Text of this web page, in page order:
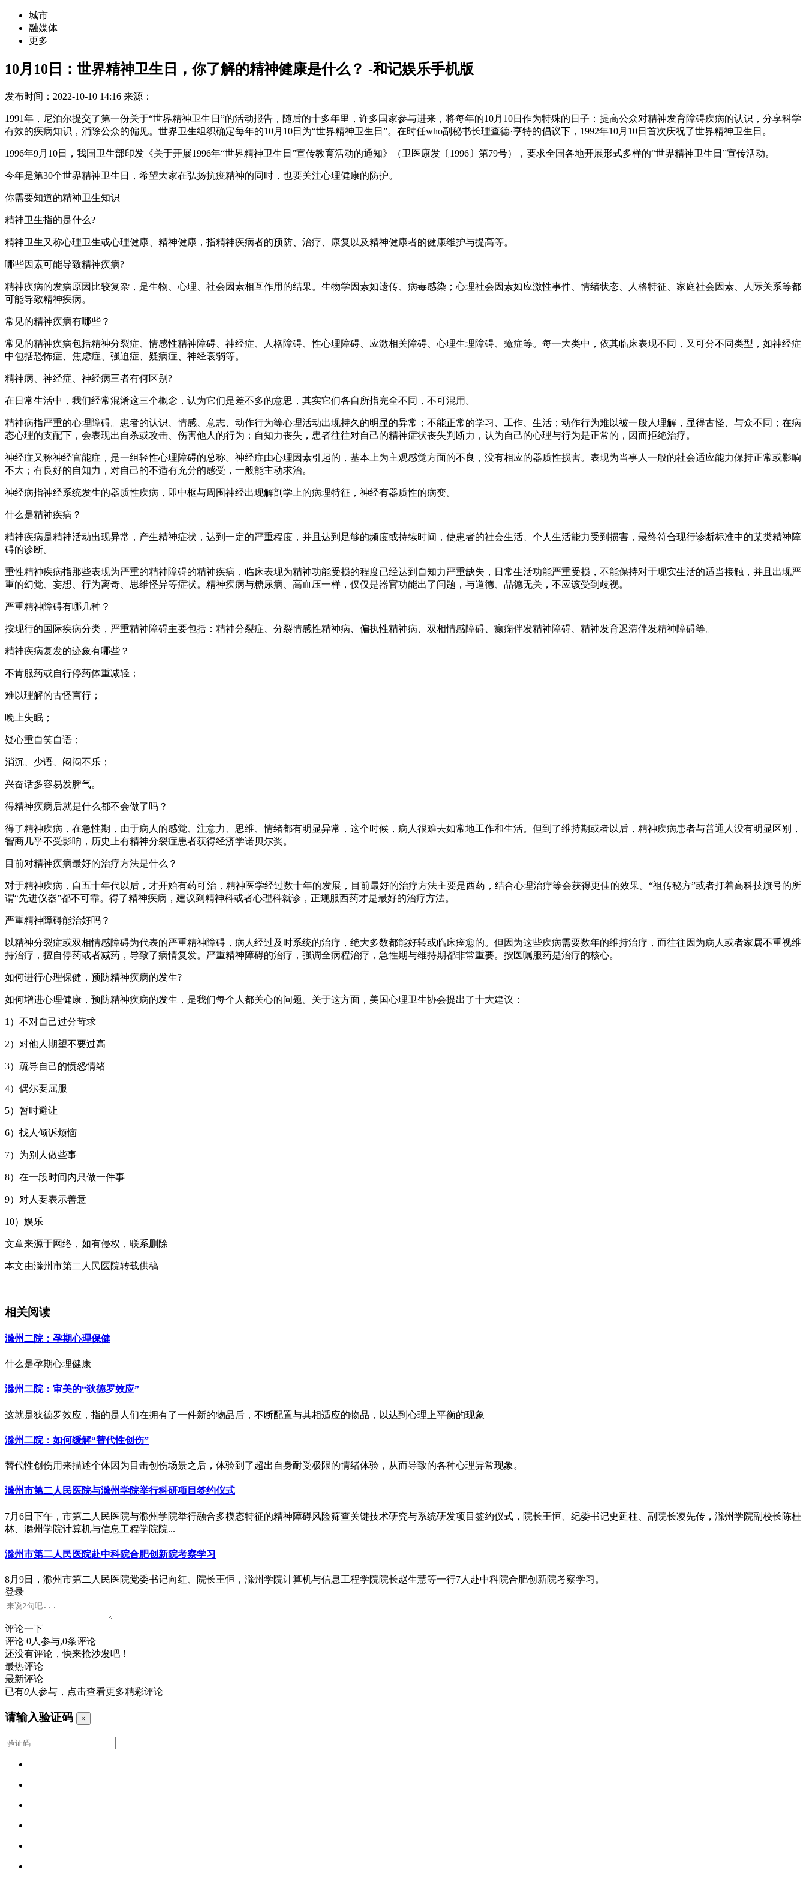
城市
融媒体
更多
10月10日：世界精神卫生日，你了解的精神健康是什么？ -和记娱乐手机版
发布时间：2022-10-10 14:16 来源：
1991年，尼泊尔提交了第一份关于“世界精神卫生日”的活动报告，随后的十多年里，许多国家参与进来，将每年的10月10日作为特殊的日子：提高公众对精神发育障碍疾病的认识，分享科学
有效的疾病知识，消除公众的偏见。世界卫生组织确定每年的10月10日为“世界精神卫生日”。在时任who副秘书长理查德·亨特的倡议下，1992年10月10日首次庆祝了世界精神卫生日。
1996年9月10日，我国卫生部印发《关于开展1996年“世界精神卫生日”宣传教育活动的通知》（卫医康发〔1996〕第79号），要求全国各地开展形式多样的“世界精神卫生日”宣传活动。
今年是第30个世界精神卫生日，希望大家在弘扬抗疫精神的同时，也要关注心理健康的防护。
你需要知道的精神卫生知识
精神卫生指的是什么?
精神卫生又称心理卫生或心理健康、精神健康，指精神疾病者的预防、治疗、康复以及精神健康者的健康维护与提高等。
哪些因素可能导致精神疾病?
精神疾病的发病原因比较复杂，是生物、心理、社会因素相互作用的结果。生物学因素如遗传、病毒感染；心理社会因素如应激性事件、情绪状态、人格特征、家庭社会因素、人际关系等都
可能导致精神疾病。
常见的精神疾病有哪些？
常见的精神疾病包括精神分裂症、情感性精神障碍、神经症、人格障碍、性心理障碍、应激相关障碍、心理生理障碍、癔症等。每一大类中，依其临床表现不同，又可分不同类型，如神经症
中包括恐怖症、焦虑症、强迫症、疑病症、神经衰弱等。
精神病、神经症、神经病三者有何区别?
在日常生活中，我们经常混淆这三个概念，认为它们是差不多的意思，其实它们各自所指完全不同，不可混用。
精神病指严重的心理障碍。患者的认识、情感、意志、动作行为等心理活动出现持久的明显的异常；不能正常的学习、工作、生活；动作行为难以被一般人理解，显得古怪、与众不同；在病
态心理的支配下，会表现出自杀或攻击、伤害他人的行为；自知力丧失，患者往往对自己的精神症状丧失判断力，认为自己的心理与行为是正常的，因而拒绝治疗。
神经症又称神经官能症，是一组轻性心理障碍的总称。神经症由心理因素引起的，基本上为主观感觉方面的不良，没有相应的器质性损害。表现为当事人一般的社会适应能力保持正常或影响
不大；有良好的自知力，对自己的不适有充分的感受，一般能主动求治。
神经病指神经系统发生的器质性疾病，即中枢与周围神经出现解剖学上的病理特征，神经有器质性的病变。
什么是精神疾病？
精神疾病是精神活动出现异常，产生精神症状，达到一定的严重程度，并且达到足够的频度或持续时间，使患者的社会生活、个人生活能力受到损害，最终符合现行诊断标准中的某类精神障
碍的诊断。
重性精神疾病指那些表现为严重的精神障碍的精神疾病，临床表现为精神功能受损的程度已经达到自知力严重缺失，日常生活功能严重受损，不能保持对于现实生活的适当接触，并且出现严
重的幻觉、妄想、行为离奇、思维怪异等症状。精神疾病与糖尿病、高血压一样，仅仅是器官功能出了问题，与道德、品德无关，不应该受到歧视。
严重精神障碍有哪几种？
按现行的国际疾病分类，严重精神障碍主要包括：精神分裂症、分裂情感性精神病、偏执性精神病、双相情感障碍、癫痫伴发精神障碍、精神发育迟滞伴发精神障碍等。
精神疾病复发的迹象有哪些？
不肯服药或自行停药体重减轻；
难以理解的古怪言行；
晚上失眠；
疑心重自笑自语；
消沉、少语、闷闷不乐；
兴奋话多容易发脾气。
得精神疾病后就是什么都不会做了吗？
得了精神疾病，在急性期，由于病人的感觉、注意力、思维、情绪都有明显异常，这个时候，病人很难去如常地工作和生活。但到了维持期或者以后，精神疾病患者与普通人没有明显区别，
智商几乎不受影响，历史上有精神分裂症患者获得经济学诺贝尔奖。
目前对精神疾病最好的治疗方法是什么？
对于精神疾病，自五十年代以后，才开始有药可治，精神医学经过数十年的发展，目前最好的治疗方法主要是西药，结合心理治疗等会获得更佳的效果。“祖传秘方”或者打着高科技旗号的所
谓“先进仪器”都不可靠。得了精神疾病，建议到精神科或者心理科就诊，正规服西药才是最好的治疗方法。
严重精神障碍能治好吗？
以精神分裂症或双相情感障碍为代表的严重精神障碍，病人经过及时系统的治疗，绝大多数都能好转或临床痊愈的。但因为这些疾病需要数年的维持治疗，而往往因为病人或者家属不重视维
持治疗，擅自停药或者减药，导致了病情复发。严重精神障碍的治疗，强调全病程治疗，急性期与维持期都非常重要。按医嘱服药是治疗的核心。
如何进行心理保健，预防精神疾病的发生?
如何增进心理健康，预防精神疾病的发生，是我们每个人都关心的问题。关于这方面，美国心理卫生协会提出了十大建议：
1）不对自己过分苛求
2）对他人期望不要过高
3）疏导自己的愤怒情绪
4）偶尔要屈服
5）暂时避让
6）找人倾诉烦恼
7）为别人做些事
8）在一段时间内只做一件事
9）对人要表示善意
10）娱乐
文章来源于网络，如有侵权，联系删除
本文由滁州市第二人民医院转载供稿
相关阅读
滁州二院：孕期心理保健
什么是孕期心理健康
滁州二院：审美的“狄德罗效应”
这就是狄德罗效应，指的是人们在拥有了一件新的物品后，不断配置与其相适应的物品，以达到心理上平衡的现象
滁州二院：如何缓解“替代性创伤”
替代性创伤用来描述个体因为目击创伤场景之后，体验到了超出自身耐受极限的情绪体验，从而导致的各种心理异常现象。
滁州市第二人民医院与滁州学院举行科研项目签约仪式
7月6日下午，市第二人民医院与滁州学院举行融合多模态特征的精神障碍风险筛查关键技术研究与系统研发项目签约仪式，院长王恒、纪委书记史延柱、副院长凌先传，滁州学院副校长陈桂
林、滁州学院计算机与信息工程学院院...
滁州市第二人民医院赴中科院合肥创新院考察学习
8月9日，滁州市第二人民医院党委书记向红、院长王恒，滁州学院计算机与信息工程学院院长赵生慧等一行7人赴中科院合肥创新院考察学习。
登录
评论一下
评论 0人参与,0条评论
还没有评论，快来抢沙发吧！
最热评论
最新评论
已有0人参与，点击查看更多精彩评论
请输入验证码 ×